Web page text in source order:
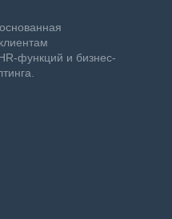
функций и бизнес-